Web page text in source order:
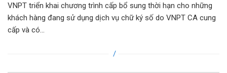
VNPT triển khai chương trình cấp bổ sung thời hạn cho những
khách hàng đang sử dụng dịch vụ chữ ký số do VNPT CA cung
cấp và có...